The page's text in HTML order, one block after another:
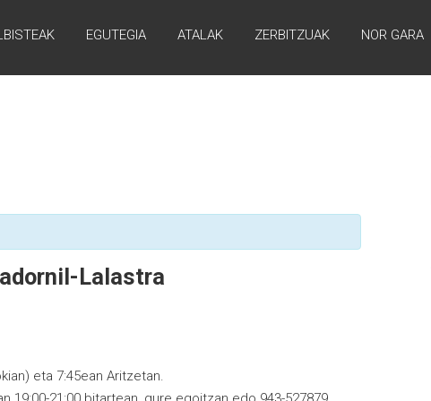
EGUTEGIA ATALAK ZERBITZUAK NOR GARA
Lalastra
eta 7:45ean Aritzetan.